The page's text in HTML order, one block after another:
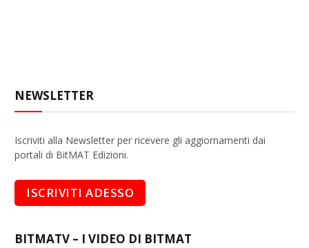
NEWSLETTER
Iscriviti alla Newsletter per ricevere gli aggiornamenti dai
portali di BitMAT Edizioni.
BITMATV – I VIDEO DI BITMAT